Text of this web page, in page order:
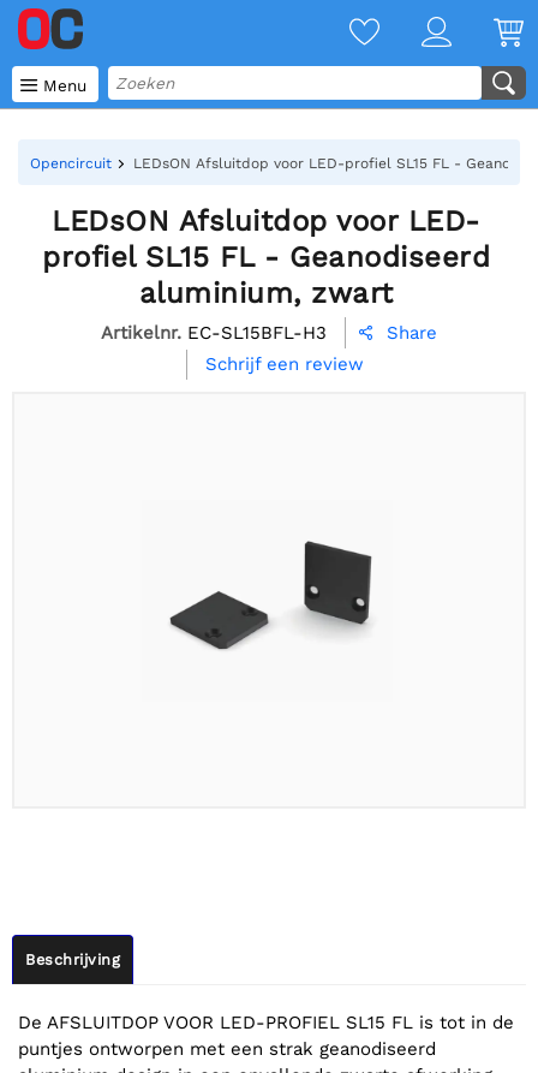
 Menu
Opencircuit LEDsON Afsluitdop voor LED-profiel SL15 FL -
LEDsON Afsluitdop voor LED-
profiel SL15 FL - Geanodiseerd
aluminium, zwart
Artikelnr. EC-SL15BFL-H3 
Share
Schrijf een review
Beschrijving
De AFSLUITDOP VOOR LED-PROFIEL SL15 FL is tot in de
puntjes ontworpen met een strak geanodiseerd